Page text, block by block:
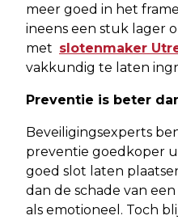
meer goed in het
ineens een stuk lager
met slotenmaker
vakkundig te laten
Preventie is beter
Beveiligingsexperts
preventie goedkoper
goed slot laten
dan de schade van
als emotioneel. Toch